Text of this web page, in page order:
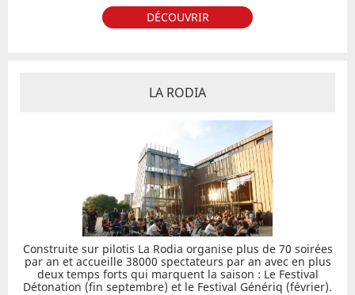
DÉCOUVRIR
LA RODIA
Construite sur pilotis La Rodia organise plus de 70 soirées
par an et accueille 38000 spectateurs par an avec en plus
deux temps forts qui marquent la saison : Le Festival
Détonation (fin septembre) et le Festival Génériq (février).